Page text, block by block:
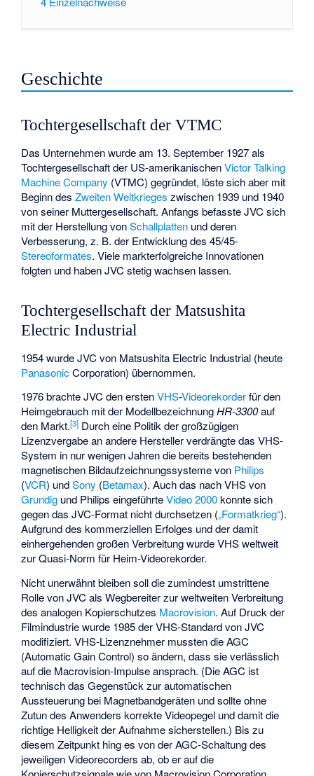
Geschichte
Tochtergesellschaft der VTMC
Das Unternehmen wurde am 13. September 1927 als
Tochtergesellschaft der US-amerikanischenVictor Talking
Machine Company (VTMC) gegründet, löste sich aber mit
Beginn desZweiten Weltkrieges zwischen 1939 und 1940
von seiner Muttergesellschaft. Anfangs befasste JVC sich
mit der Herstellung vonSchallplatten und deren
Verbesserung, z. B. der Entwicklung des 45/45-
Stereoformates. Viele markterfolgreiche Innovationen
folgten und haben JVC stetig wachsen lassen.
Tochtergesellschaft der Matsushita
Electric Industrial
1954 wurde JVC von Matsushita Electric Industrial (heute
PanasonicCorporation) übernommen.
1976 brachte JVC den erstenVHS-Videorekorderfür den
Heimgebrauch mit der ModellbezeichnungHR-3300auf
den Markt.[3] Durch eine Politik der großzügigen
Lizenzvergabe an andere Hersteller verdrängte das VHS-
System in nur wenigen Jahren die bereits bestehenden
magnetischen Bildaufzeichnungssysteme von Philips
(VCR) undSony (Betamax). Auch das nach VHS von
Grundig und Philips eingeführteVideo 2000konnte sich
gegen das JVC-Format nicht durchsetzen („Formatkrieg“).
Aufgrund des kommerziellen Erfolges und der damit
einhergehenden großen Verbreitung wurde VHS weltweit
zur Quasi-Norm für Heim-Videorekorder.
Nicht unerwähnt bleiben soll die zumindest umstrittene
Rolle von JVC als Wegbereiter zur weltweiten Verbreitung
des analogen Kopierschutzes Macrovision. Auf Druck der
Filmindustrie wurde 1985 der VHS-Standard von JVC
modifiziert. VHS-Lizenznehmer mussten die AGC
(Automatic Gain Control) so ändern, dass sie verlässlich
auf die Macrovision-Impulse ansprach. (Die AGC ist
technisch das Gegenstück zur automatischen
Aussteuerung bei Magnetbandgeräten und sollte ohne
Zutun des Anwenders korrekte Videopegel und damit die
richtige Helligkeit der Aufnahme sicherstellen.) Bis zu
diesem Zeitpunkt hing es von der AGC-Schaltung des
jeweiligen Videorecorders ab, ob er auf die